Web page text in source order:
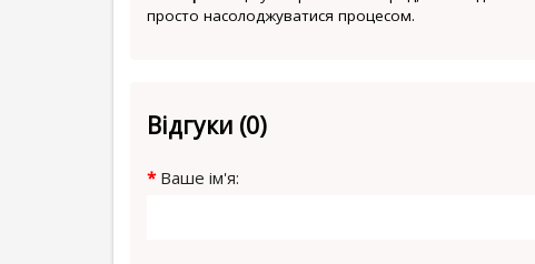
просто насолоджуватися процесом.
Відгуки (0)
Ваше ім'я: